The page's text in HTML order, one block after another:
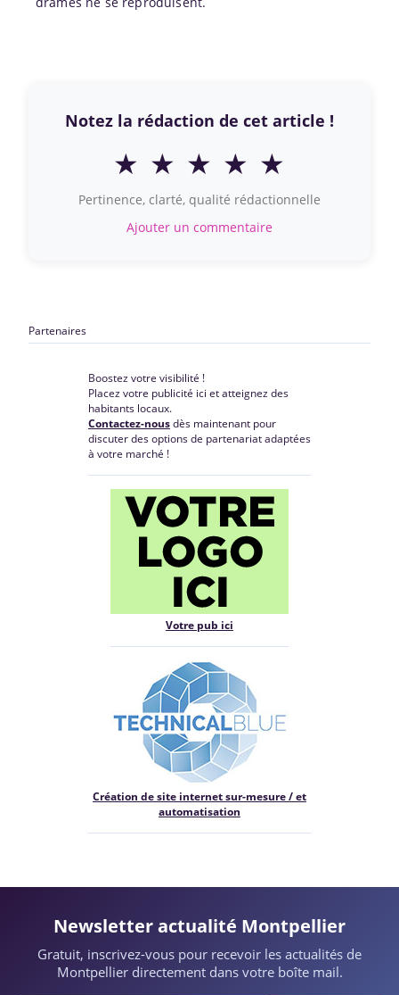
Notez la rédaction de cet article !
★ ★ ★ ★ ★
Pertinence, clarté, qualité rédactionnelle
Ajouter un commentaire
Partenaires
Boostez votre visibilité !
Placez votre publicité ici et atteignez des
habitants locaux.
Contactez-nousdès maintenant pour
discuter des options de partenariat adaptées
à votre marché !
Votre pub ici
Création de site internet sur-mesure / et
automatisation
Newsletter actualité Montpellier
Gratuit, inscrivez-vous pour recevoir les actualités de
Montpellier directement dans votre boîte mail.